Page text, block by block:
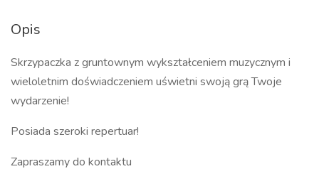
Opis
Skrzypaczka z gruntownym wykształceniem muzycznym i
wieloletnim doświadczeniem uświetni swoją grą Twoje
wydarzenie!
Posiada szeroki repertuar!
Zapraszamy do kontaktu